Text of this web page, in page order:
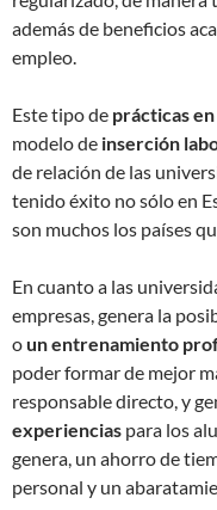
además de beneficios
empleo.
Este tipo de prácticas
modelo de inserción
de relación de las
tenido éxito no sólo en
son muchos los países
En cuanto a las
empresas, genera la
oun entrenamiento
poder formar de mejor
responsable directo, y
experiencias para los
genera, un ahorro de
personal y un